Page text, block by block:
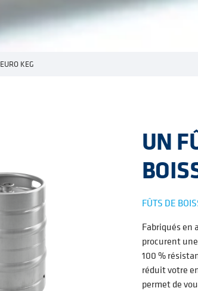
EURO KEG
UN
FÛTS DE
Fabriqués en
procurent
100 %
réduit votre
permet de